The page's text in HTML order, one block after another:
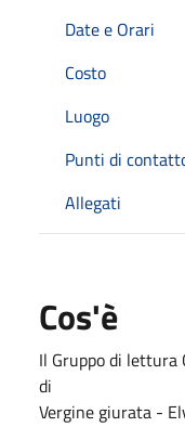
Date e Orari
Costo
Luogo
Punti di
Allegati
Cos'è
Il Gruppo di
di
Vergine giurata -